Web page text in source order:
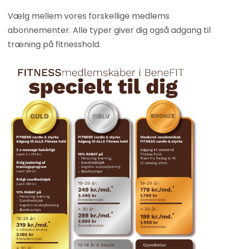
Vælg mellem vores forskellige medlems
abonnementer. Alle typer giver dig også adgang til
træning på fitnesshold.